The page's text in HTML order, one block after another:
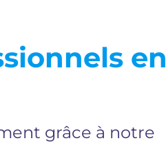
en
grâce à notre